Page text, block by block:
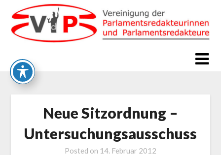
content
Neue Sitzordnung –
Untersuchungsausschuss
Posted on 14. Februar 2012